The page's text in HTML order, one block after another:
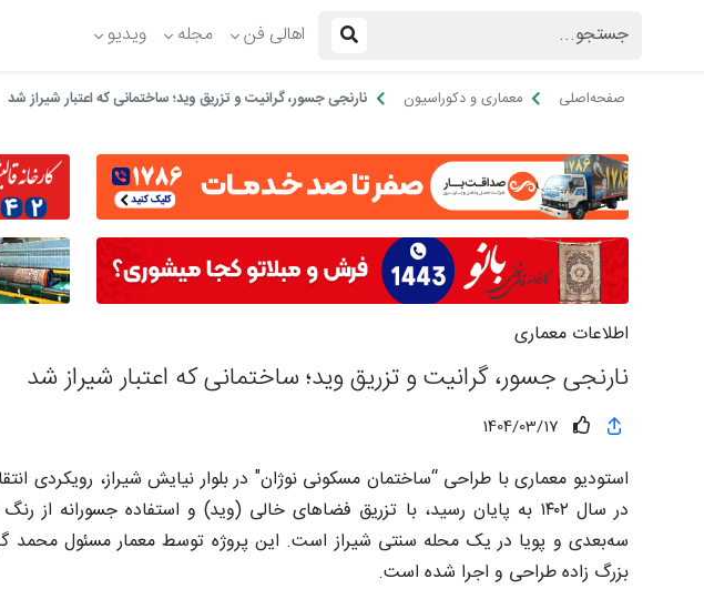
اهالی فن مجله ویدیو
صفحه‌اصلی معماری و دکوراسیون نارنجی جسور، گرانیت و تزریق وید؛ ساختمانی که اعتبار شیراز شد
اطلاعات معماری
نارنجی جسور، گرانیت و تزریق وید؛ ساختمانی که اعتبار شیراز شد
1404/03/17
استودیو معماری با طراحی “ساختمان مسکونی نوژان" در بلوار نیایش شیراز، رویکردی
در سال ۱۴۰۲ به پایان رسید، با تزریق فضاهای خالی (وید) و استفاده
سه‌بعدی و پویا در یک محله سنتی شیراز است. این پروژه توسط معمار مسئول محمد
ﺑﺰرگ زاده طراحی و اجرا شده است.